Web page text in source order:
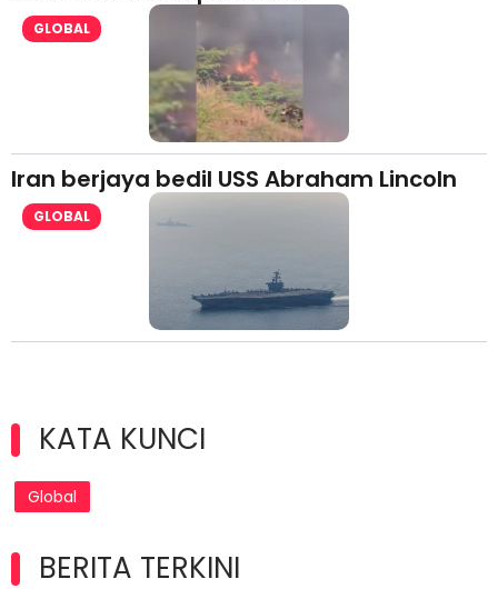
GLOBAL
Iran berjaya bedil USS Abraham Lincoln
GLOBAL
KATA KUNCI
Global
BERITA TERKINI